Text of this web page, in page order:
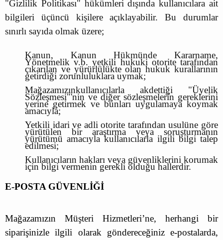
"Gizlilik Politikası" hükümleri dışında kullanıcılara ait
bilgileri üçüncü kişilere açıklayabilir. Bu durumlar
sınırlı sayıda olmak üzere;
Kanun, Kanun Hükmünde Kararname,
Yönetmelik v.b. yetkili hukuki otorite tarafından
çıkarılan ve yürürlülükte olan hukuk kurallarının
getirdiği zorunluluklara uymak;
Mağazamızınkullanıcılarla akdettiği "Üyelik
Sözleşmesi"'nin ve diğer sözleşmelerin gereklerini
yerine getirmek ve bunları uygulamaya koymak
amacıyla;
Yetkili idari ve adli otorite tarafından usulüne göre
yürütülen bir araştırma veya soruşturmanın
yürütümü amacıyla kullanıcılarla ilgili bilgi talep
edilmesi;
Kullanıcıların hakları veya güvenliklerini korumak
için bilgi vermenin gerekli olduğu hallerdir.
E-POSTA GÜVENLİĞİ
Mağazamızın Müşteri Hizmetleri’ne, herhangi bir
siparişinizle ilgili olarak göndereceğiniz e-postalarda,